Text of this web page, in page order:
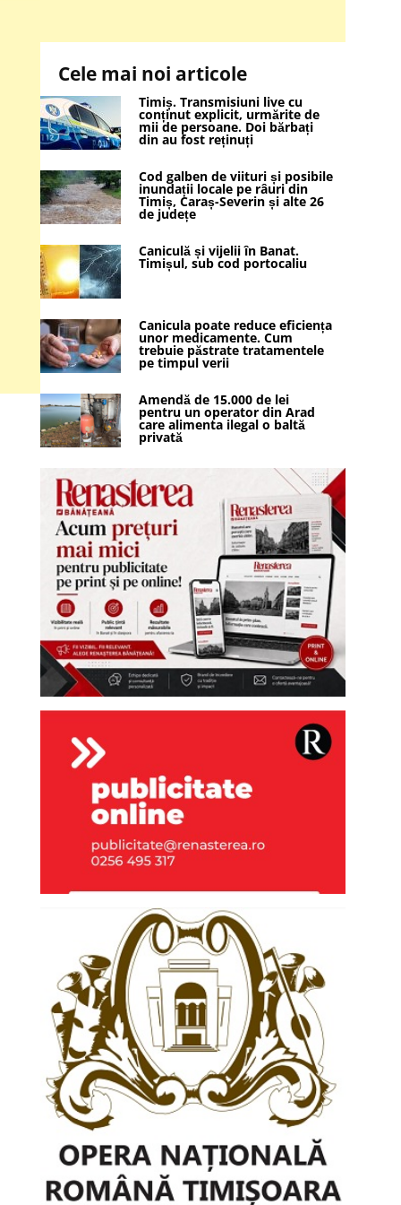
Cele mai noi articole
Timiș. Transmisiuni live cu
conținut explicit, urmărite de
mii de persoane. Doi bărbați
din au fost reținuți
Cod galben de viituri și posibile
inundații locale pe râuri din
Timiș, Caraș-Severin și alte 26
de județe
Caniculă și vijelii în Banat.
Timișul, sub cod portocaliu
Canicula poate reduce eficiența
unor medicamente. Cum
trebuie păstrate tratamentele
pe timpul verii
Amendă de 15.000 de lei
pentru un operator din Arad
care alimenta ilegal o baltă
privată